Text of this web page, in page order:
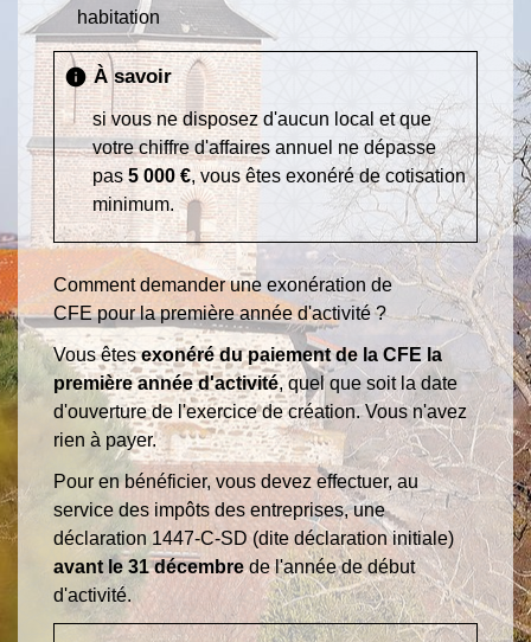
habitation
infoÀ savoir
si vous ne disposez d'aucun local et que
votre chiffre d'affaires annuel ne dépasse
pas 5 000 €, vous êtes exonéré de cotisation
minimum.
Comment demander une exonération de
CFE pour la première année d'activité ?
Vous êtesexonéré du paiement de la CFE la
première année d'activité, quel que soit la date
d'ouverture de l'exercice de création. Vous n'avez
rien à payer.
Pour en bénéficier, vous devez effectuer, au
service des impôts des entreprises, une
déclaration 1447-C-SD (dite déclaration initiale)
avant le 31 décembrede l'année de début
d'activité.